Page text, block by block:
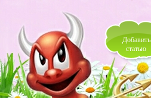
Добавить
статью